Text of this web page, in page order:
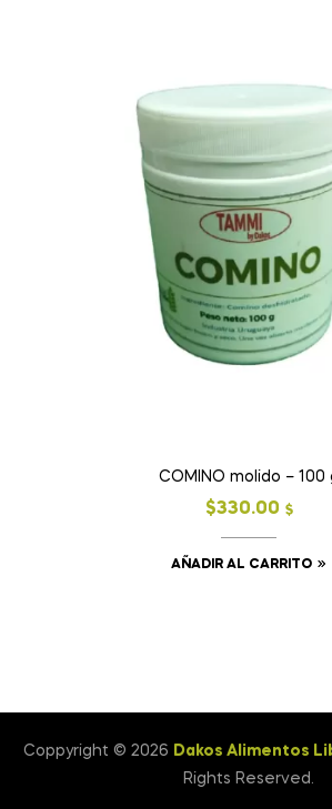
COMINO molido – 100
$330.00 $
AÑADIR AL CARRITO
Coppyright © 2026 Dakos Alimentos
Rights Reserved.